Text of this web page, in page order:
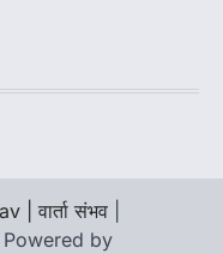
| वार्ता संभव
Powered by